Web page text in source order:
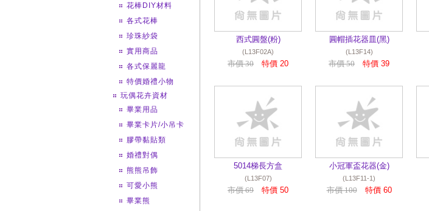
花棒DIY材料
各式花棒
珍珠紗袋
實用商品
各式保麗龍
特價婚禮小物
玩偶花卉資材
畢業用品
畢業卡片/小吊卡
膠帶黏貼類
婚禮對偶
熊熊吊飾
可愛小熊
畢業熊
西式圓盤(粉)
(L13F02A)
市價 30 特價 20
圓帽插花器皿(黑)
(L13F14)
市價 50 特價 39
5014梯長方盒
(L13F07)
市價 69 特價 50
小冠軍盃花器(金)
(L13F11-1)
市價 100 特價 60